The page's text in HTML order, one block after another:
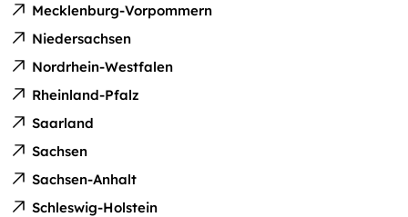
Mecklenburg-Vorpommern
Niedersachsen
Nordrhein-Westfalen
Rheinland-Pfalz
Saarland
Sachsen
Sachsen-Anhalt
Schleswig-Holstein